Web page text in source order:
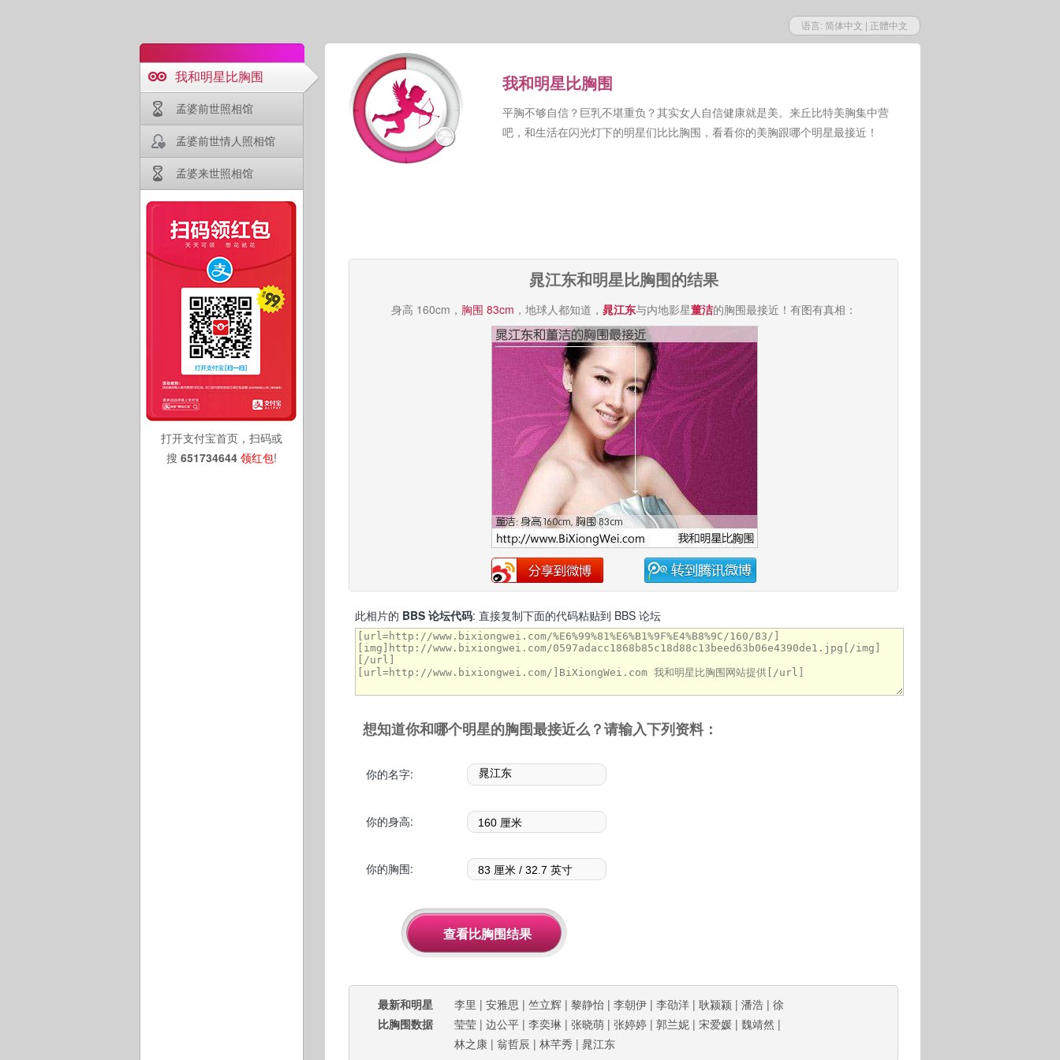
语言: 简体中文 | 正體中文
我和明星比胸围
孟婆前世照相馆
孟婆前世情人照相馆
孟婆来世照相馆
打开支付宝首页，扫码或
搜 651734644 领红包!
我和明星比胸围
平胸不够自信？巨乳不堪重负？其实女人自信健康就是美。来丘比特美胸集中营
吧，和生活在闪光灯下的明星们比比胸围，看看你的美胸跟哪个明星最接近！
晁江东和明星比胸围的结果
身高 160cm， 胸围 83cm ，地球人都知道， 晁江东与内地影星董洁的胸围最接近！有图有真相：
此相片的 BBS 论坛代码: 直接复制下面的代码粘贴到 BBS 论坛
想知道你和哪个明星的胸围最接近么？请输入下列资料：
你的名字:
你的身高:
你的胸围:
最新和明星
比胸围数据
李里 | 安雅思 | 竺立辉 | 黎静怡 | 李朝伊 | 李劭洋 | 耿颍颍 | 潘浩 | 徐
莹莹 | 边公平 | 李奕琳 | 张晓萌 | 张婷婷 | 郭兰妮 | 宋爱媛 | 魏靖然 |
林之康 | 翁哲辰 | 林芊秀 | 晁江东